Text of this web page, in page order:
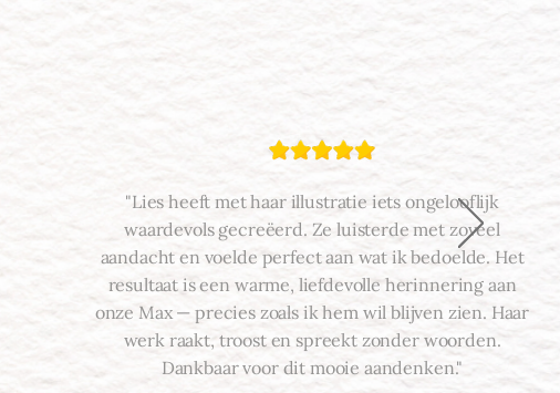
"Lies heeft met haar illustratie iets ongelooflijk
waardevols gecreëerd. Ze luisterde met zoveel
aandacht en voelde perfect aan wat ik bedoelde. Het
resultaat is een warme, liefdevolle herinnering aan
onze Max — precies zoals ik hem wil blijven zien. Haar
werk raakt, troost en spreekt zonder woorden.
Dankbaar voor dit mooie aandenken."